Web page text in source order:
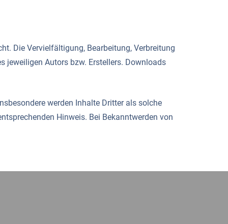
Die Vervielfältigung, Bearbeitung, Verbreitung
jeweiligen Autors bzw. Erstellers. Downloads
werden Inhalte Dritter als solche
Hinweis. Bei Bekanntwerden von